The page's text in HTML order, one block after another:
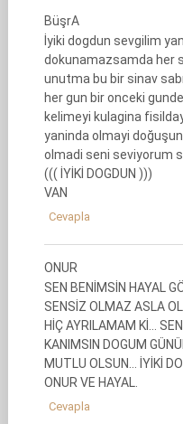
BüşrA
İyiki dogdun sevgilim
dokunamazsamda her
unutma bu bir sinav
her gun bir onceki
kelimeyi kulagina
yaninda olmayi
olmadi seni seviyorum
((( İYİKİ DOGDUN )))
VAN
Cevapla
ONUR
SEN BENİMSİN HAYAL
SENSİZ OLMAZ ASLA
HİÇ AYRILAMAM Kİ…
KANIMSIN DOGUM
MUTLU OLSUN… İYİKİ
ONUR VE HAYAL.
Cevapla